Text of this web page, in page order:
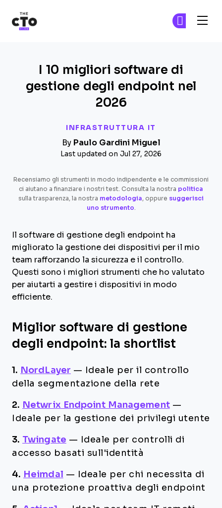
INFRASTRUTTURA IT
I 10 migliori software di
gestione degli endpoint nel
2026
By Paulo Gardini Miguel
Last updated on Jul 27, 2026
Recensiamo gli strumenti in modo indipendente e le commissioni
ci aiutano a finanziare i nostri test. Consulta la nostra politica
sulla trasparenza, la nostra metodologia, oppure suggerisci
uno strumento.
Il software di gestione degli endpoint ha
migliorato la gestione dei dispositivi per il mio
team rafforzando la sicurezza e il controllo.
Questi sono i migliori strumenti che ho valutato
per aiutarti a gestire i dispositivi in modo
efficiente.
Miglior software di gestione
degli endpoint: la shortlist
1. NordLayer —
Ideale per il controllo
della segmentazione della rete
2. Netwrix Endpoint Management —
Ideale per la gestione dei privilegi utente
3. Twingate —
Ideale per controlli di
accesso basati sull'identità
4. Heimdal —
Ideale per chi necessita di
una protezione proattiva degli endpoint